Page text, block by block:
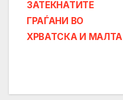
navigation
ЗАТЕКНАТИТЕ
ГРАЃАНИ ВО
ХРВАТСКА И МАЛТА